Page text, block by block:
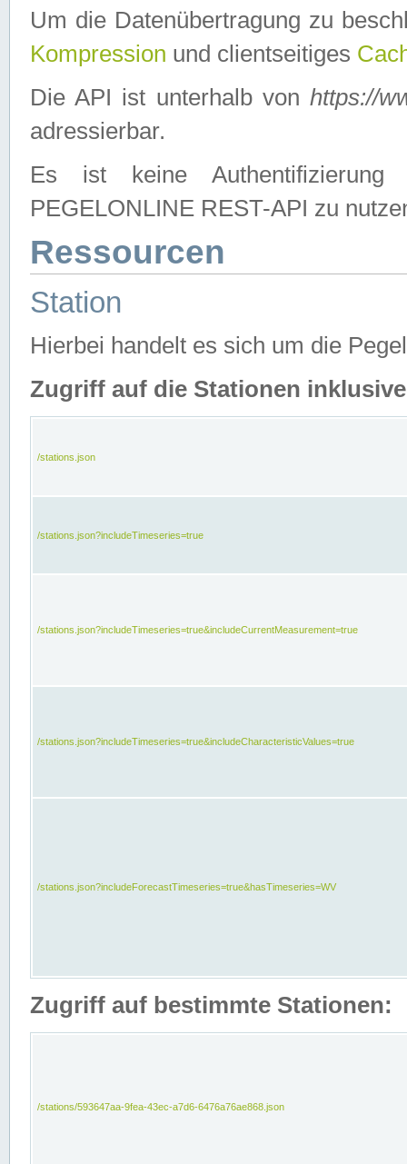
Um die Datenübertragung zu
Kompression und clientseitiges
Die API ist unterhalb von https://
adressierbar.
Es ist keine
PEGELONLINE REST-API zu
Ressourcen
Station
Hierbei handelt es sich um die
Zugriff auf die Stationen
/stations.json
/stations.json?includeTimeseries=true
/stations.json?includeTimeseries=true&includeCurrentMeasurement=true
/stations.json?includeTimeseries=true&includeCharacteristicValues=true
/stations.json?includeForecastTimeseries=true&hasTimeseries=WV
Zugriff auf bestimmte Stationen:
/stations/593647aa-9fea-43ec-a7d6-6476a76ae868.json